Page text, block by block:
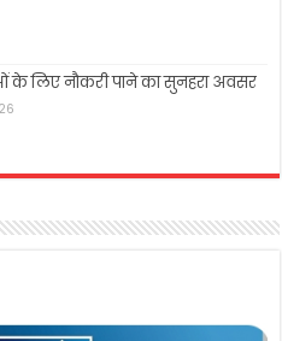
लिए नौकरी पाने का सुनहरा अवसर